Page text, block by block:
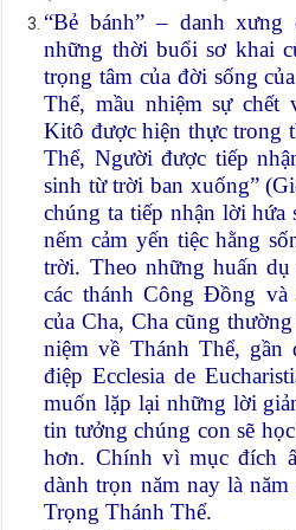
“Bẻ bánh” – danh xưng
những thời buổi sơ khai
trọng tâm của đời sống
Thể, mầu nhiệm sự chết
Kitô được hiện thực trong
Thể, Người được tiếp
sinh từ trời ban xuống”
chúng ta tiếp nhận lời hứa
nếm cảm yến tiệc hằng
trời. Theo những huấn dụ
các thánh Công Đồng
của Cha, Cha cũng
niệm về Thánh Thể, gần
điệp Ecclesia de
muốn lặp lại những lời
tin tưởng chúng con sẽ
hơn. Chính vì mục đích
dành trọn năm nay là
Trọng Thánh Thể.